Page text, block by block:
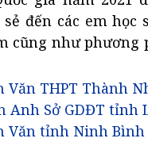
đến các em
cũng như
Văn THPT Thành
Anh Sở GDĐT tỉnh
Văn tỉnh Ninh Bình